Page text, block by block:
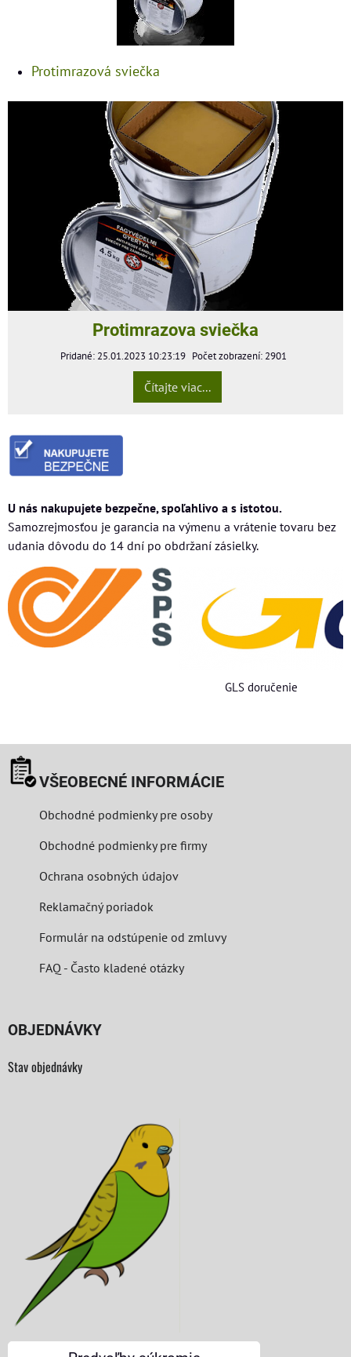
Protimrazová sviečka
Protimrazova sviečka
Pridané: 25.01.2023 10:23:19 Počet zobrazení: 2901
Čítajte viac...
U nás nakupujete bezpečne, spoľahlivo a s istotou.
Samozrejmosťou je garancia na výmenu a vrátenie tovaru bez
udania dôvodu do 14 dní po obdržaní zásielky.
GLS doručenie
VŠEOBECNÉ INFORMÁCIE
Obchodné podmienky pre osoby
Obchodné podmienky pre firmy
Ochrana osobných údajov
Reklamačný poriadok
Formulár na odstúpenie od zmluvy
FAQ - Často kladené otázky
OBJEDNÁVKY
Stav objednávky